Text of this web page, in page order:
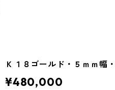
Ｋ１８ゴールド・５ｍｍ幅
¥480,000